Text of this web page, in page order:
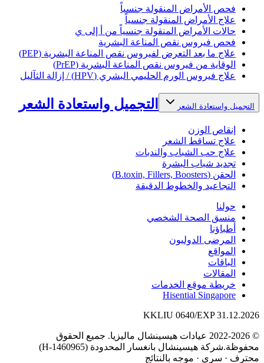
فحص الأمراض المنقولة جنسياً
علاج الأمراض المنقولة جنسياً
حالات الأمراض المنقولة جنسياً من أ إلى ي
فحص فيروس نقص المناعة البشرية
علاج ما بعد التعرض لفيروس نقص المناعة البشرية (PEP)
الوقاية من فيروس نقص المناعة البشرية (PrEP)
علاج فيروس الورم الحليمي البشري (HPV) / إزالة الثآليل
التجميل واستعادة الشعر التجميل واستعادة الشعر
إنقاص الوزن
علاج تساقط الشعر
علاج حب الشباب والندبات
تجديد شباب البشرة
الحقن (B.toxin, Fillers, Boosters)
التجاعيد والخطوط الدقيقة
حولنا
منسق الصحة الشخصي
أطباؤنا
المرضى الدوليون
المواقع
الباقات
المقالات
خريطة موقع الخدمات
Hisential Singapore
KKLIU 0640/EXP 31.12.2026
© 2022-2026 عيادات هيسينشال ماليزيا. جميع الحقوق
محفوظة.شركة هيسينشال بانغسار المحدودة (1460965-H)
محترف · سري · موجه بالنتائج